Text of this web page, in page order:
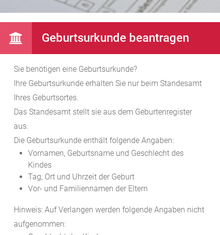
Geburtsurkunde beantragen
Sie benötigen eine Geburtsurkunde?
Ihre Geburtsurkunde erhalten Sie nur beim Standesamt
Ihres Geburtsortes.
Das Standesamt stellt sie aus dem Geburtenregister
aus.
Die Geburtsurkunde enthält folgende Angaben:
Vornamen, Geburtsname und Geschlecht des
Kindes
Tag, Ort und Uhrzeit der Geburt
Vor- und Familiennamen der Eltern
Hinweis: Auf Verlangen werden folgende Angaben nicht
aufgenommen: